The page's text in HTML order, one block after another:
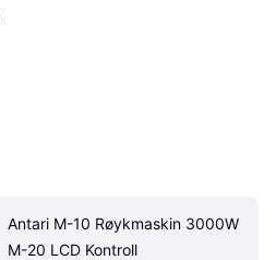
Antari M-10 Røykmaskin 3000W
M-20 LCD Kontroll